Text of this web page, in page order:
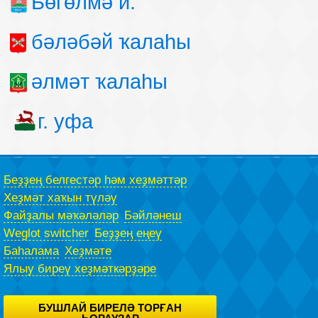
бәләбәй ҡалаһы
әлмәт ҡалаһы
г. уфа
Беҙҙең белгестәр һәм хеҙмәттәр
Хеҙмәт хаҡын түләү
Файҙалы мәҡәләләр Бәйләнеш
Weglot switcher Беҙҙең еңеү
Баһалама Хеҙмәте
Ялыу биреү хеҙмәткәрҙәре
БУШЛАЙ БИРЕЛӘ ТОРҒАН